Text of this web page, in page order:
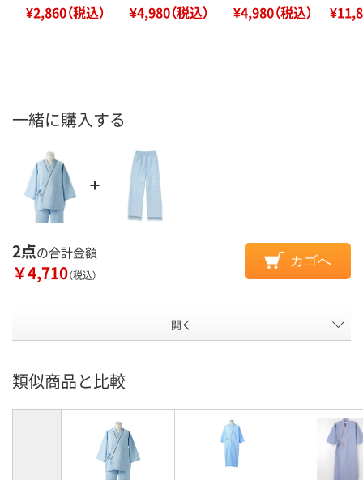
¥2,860（税込） ¥4,980（税込） ¥4,980（税込）
一緒に購入する
2点の合計金額
￥4,710（税込）
カゴへ
開く
類似商品と比較